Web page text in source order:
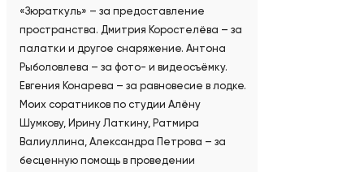
«Зюраткуль» – за предоставление
пространства. Дмитрия Коростелёва – за
палатки и другое снаряжение. Антона
Рыболовлева – за фото- и видеосъёмку.
Евгения Конарева – за равновесие в лодке.
Моих соратников по студии Алёну
Шумкову, Ирину Латкину, Ратмира
Валиуллина, Александра Петрова – за
бесценную помощь в проведении